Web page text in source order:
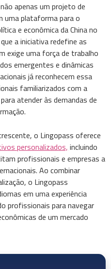
apenas um projeto de
uma plataforma para o
e econômica da China no
a iniciativa redefine as
exige uma força de trabalho
emergentes e dinâmicas
já reconhecem essa
familiarizados com a
atender às demandas de
o Lingopass oferece
personalizados, incluindo
profissionais e empresas a
Ao combinar
o Lingopass
em uma experiência
profissionais para navegar
de um mercado